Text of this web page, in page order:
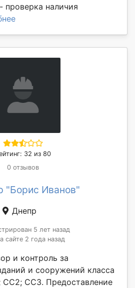
проверка наличия
32 из 80
0 отзывов
"Борис Иванов"
Днепр
5 лет назад
сайте 2 года назад
и контроль за
и сооружений класса
СС2; СС3. Предоставление